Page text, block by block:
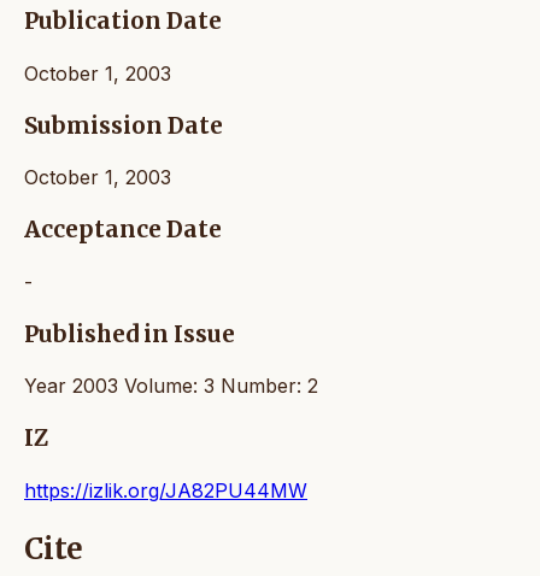
Publication Date
October 1, 2003
Submission Date
October 1, 2003
Acceptance Date
-
Published in Issue
Year 2003 Volume: 3 Number: 2
IZ
https://izlik.org/JA82PU44MW
Cite